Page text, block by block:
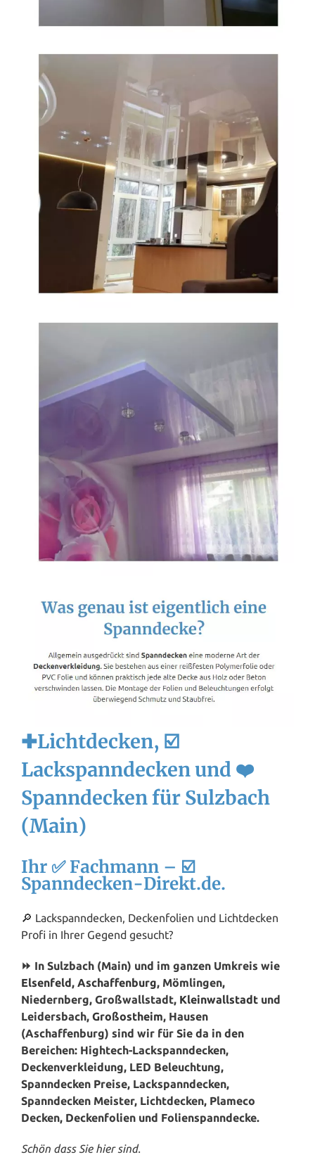
✚Lichtdecken, ☑️
Lackspanndecken und ❤️
Spanndecken für Sulzbach
(Main)
Ihr ✅ Fachmann – ☑️
Spanndecken-Direkt.de.
🔎 Lackspanndecken, Deckenfolien und Lichtdecken
Profi in Ihrer Gegend gesucht?
⏩ In Sulzbach (Main) und im ganzen Umkreis wie
Elsenfeld, Aschaffenburg, Mömlingen,
Niedernberg, Großwallstadt, Kleinwallstadt und
Leidersbach, Großostheim, Hausen
(Aschaffenburg) sind wir für Sie da in den
Bereichen: Hightech-Lackspanndecken,
Deckenverkleidung, LED Beleuchtung,
Spanndecken Preise, Lackspanndecken,
Spanndecken Meister, Lichtdecken, Plameco
Decken, Deckenfolien und Folienspanndecke.
Schön dass Sie hier sind.